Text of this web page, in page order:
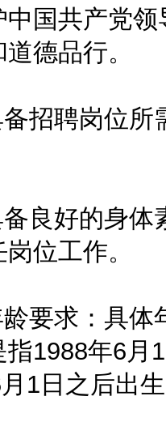
中国共产党
德品行。
聘岗位所
好的身体
位工作。
求：具体
指1988年6月
1日之后出